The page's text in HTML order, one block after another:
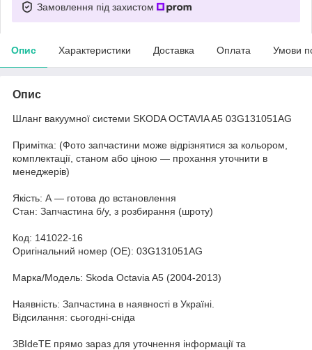
Замовлення під захистом
Опис Характеристики Доставка Оплата Умови
Опис
Шланг вакуумної системи SKODA OCTAVIA A5 03G131051AG
Примітка: (Фото запчастини може відрізнятися за кольором,
комплектації, станом або ціною — прохання уточнити в
менеджерів)
Якість: А — готова до встановлення
Стан: Запчастина б/у, з розбирання (шроту)
Код: 141022-16
Оригінальний номер (ОЕ): 03G131051AG
Марка/Модель: Skoda Octavia A5 (2004-2013)
Наявність: Запчастина в наявності в Україні.
Відсилання: сьогодні-сніда
ЗВІdeТЕ прямо зараз для уточнення інформації та